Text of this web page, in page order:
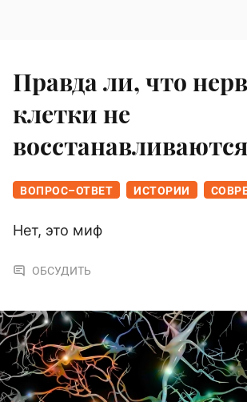
Правда ли, что
клетки не
ВОПРОС–ОТВЕТ ИСТОРИИ
Нет, это миф
ОБСУДИТЬ